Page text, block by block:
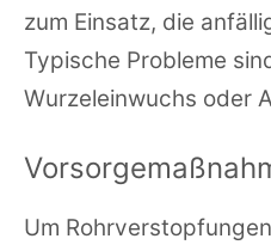
zum Einsatz, die
Typische Probleme
Wurzeleinwuchs oder
Um